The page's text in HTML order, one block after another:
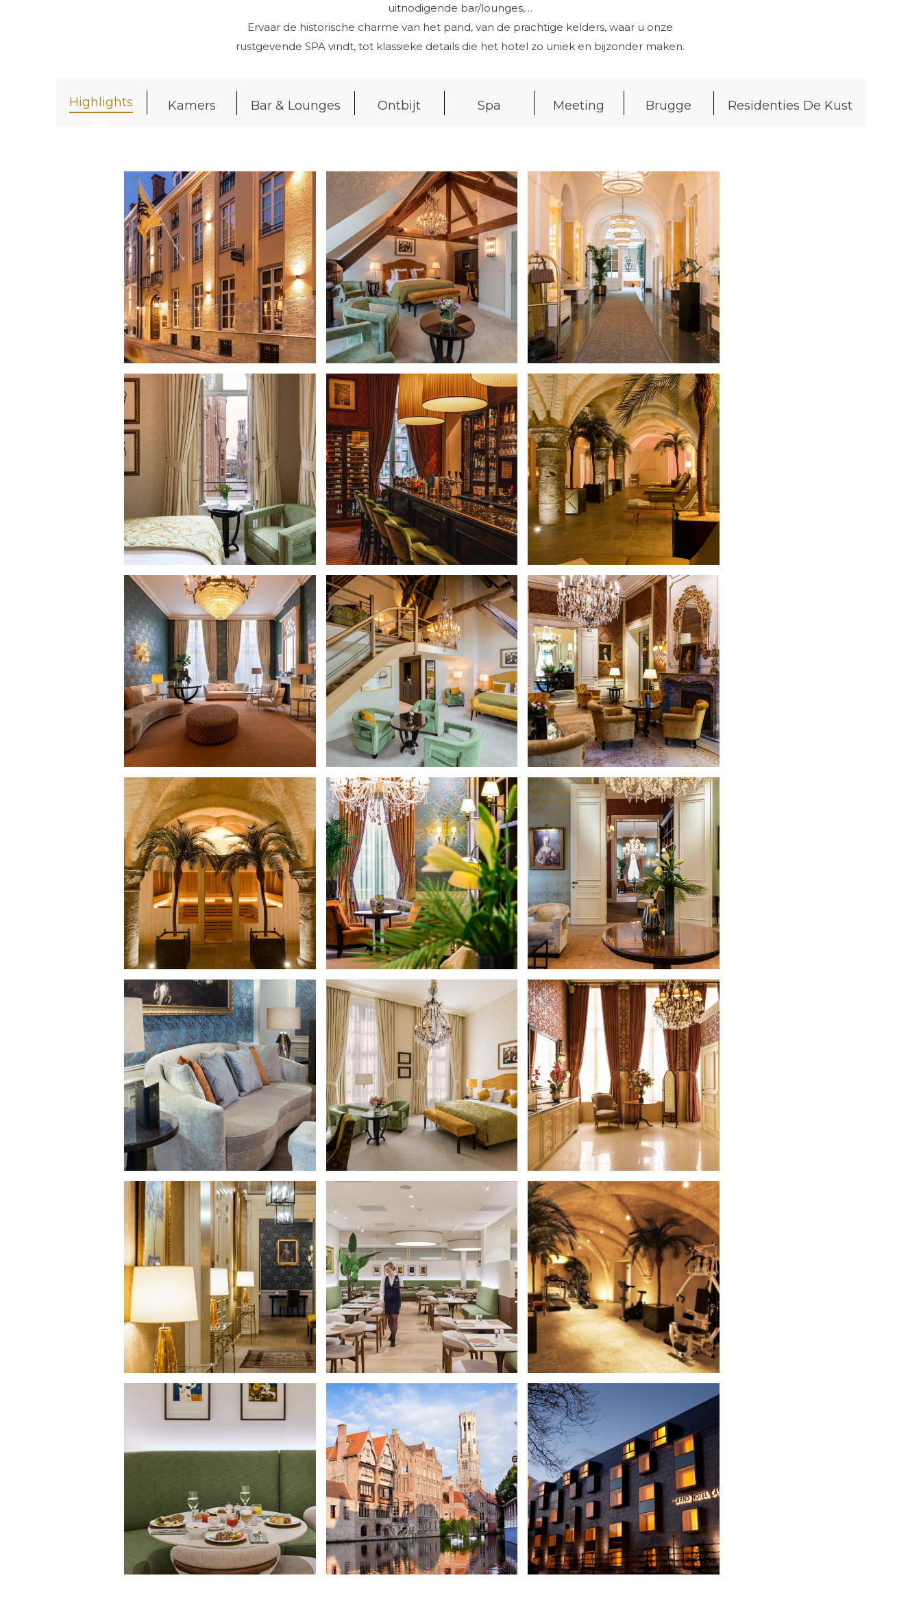
uitnodigende bar/lounges,…
Ervaar de historische charme van het pand, van de prachtige kelders, waar u onze
rustgevende SPA vindt, tot klassieke details die het hotel zo uniek en bijzonder maken.
Highlights Kamers Bar & Lounges Ontbijt Spa Meeting Brugge Residenties De Kust